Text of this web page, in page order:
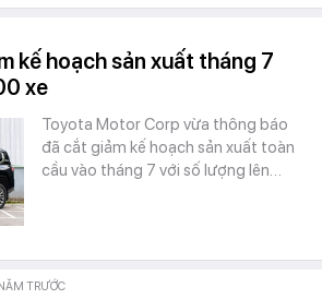
kế hoạch sản xuất tháng 7
xe
Toyota Motor Corp vừa thông báo
đã cắt giảm kế hoạch sản xuất toàn
cầu vào tháng 7 với số lượng lên…
TRƯỚC